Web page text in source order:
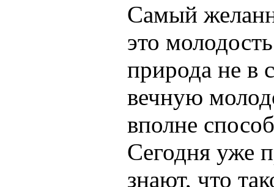
Самый
это
природа не в
вечную
вполне
Сегодня уже
знают, что